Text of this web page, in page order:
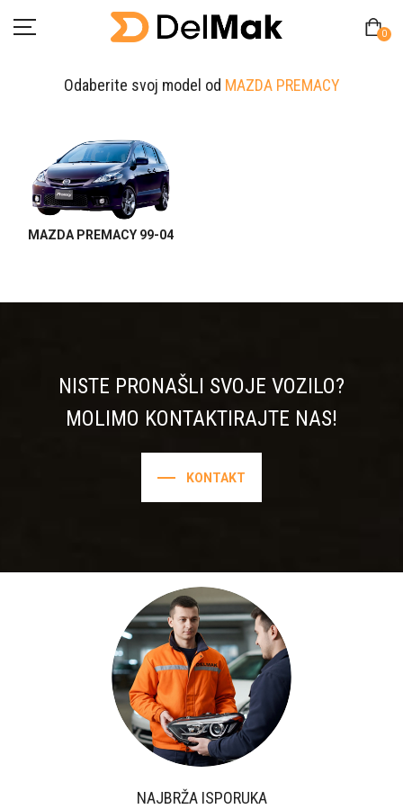
0
O Nama
Zamjena proizvoda
Odaberite svoj model od MAZDA PREMACY
MAZDA PREMACY 99-04
NISTE PRONAŠLI SVOJE VOZILO?
MOLIMO KONTAKTIRAJTE NAS!
KONTAKT
NAJBRŽA ISPORUKA